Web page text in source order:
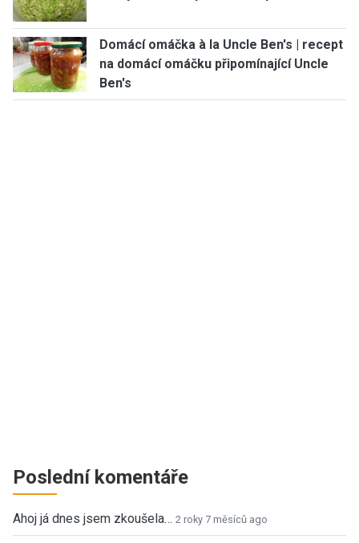
Domácí omáčka à la Uncle Ben's | recept
na domácí omáčku připomínající Uncle
Ben's
Poslední komentáře
Ahoj já dnes jsem zkoušela… 2 roky 7 měsíců ago